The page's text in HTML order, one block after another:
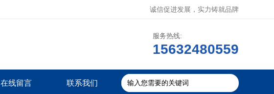
诚信促进发展，实力铸就品牌
服务热线:
15632480559
在线留言 联系我们